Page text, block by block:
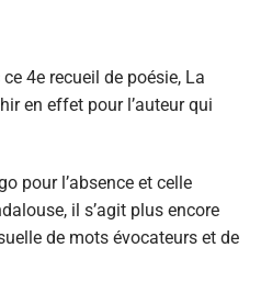
ce 4e recueil de poésie, La
en effet pour l’auteur qui
pour l’absence et celle
il s’agit plus encore
de mots évocateurs et de